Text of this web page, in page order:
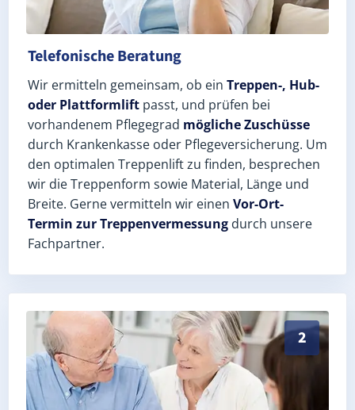
Telefonische Beratung
Wir ermitteln gemeinsam, ob ein Treppen-, Hub-
oder Plattformlift passt, und prüfen bei
vorhandenem Pflegegrad mögliche Zuschüsse
durch Krankenkasse oder Pflegeversicherung. Um
den optimalen Treppenlift zu finden, besprechen
wir die Treppenform sowie Material, Länge und
Breite. Gerne vermitteln wir einen Vor-Ort-
Termin zur Treppenvermessung durch unsere
Fachpartner.
2
Exaktes Aufmaß in Schimberg (Landkreis